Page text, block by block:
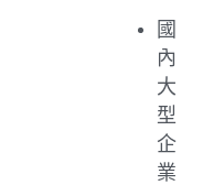
國
內
大
型
企
業